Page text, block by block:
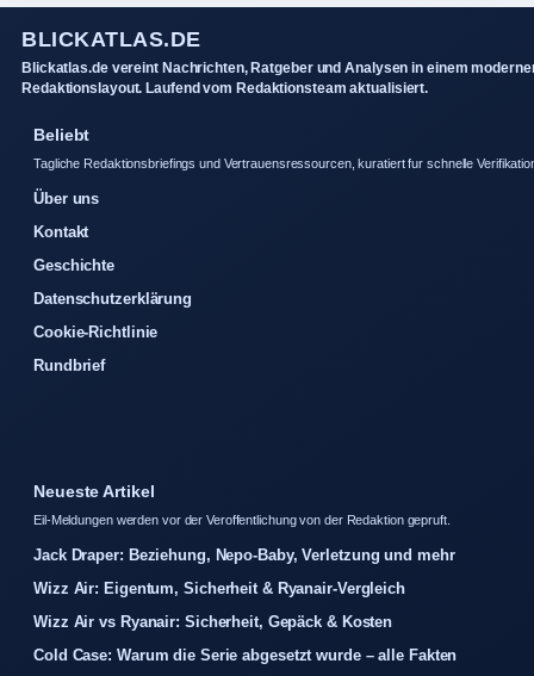
BLICKATLAS.DE
Blickatlas.de vereint Nachrichten, Ratgeber und Analysen in einem
Redaktionslayout. Laufend vom Redaktionsteam aktualisiert.
Beliebt
Tagliche Redaktionsbriefings und Vertrauensressourcen, kuratiert fur schnelle
Über uns
Kontakt
Geschichte
Datenschutzerklärung
Cookie-Richtlinie
Rundbrief
Neueste Artikel
Eil-Meldungen werden vor der Veroffentlichung von der Redaktion gepruft.
Jack Draper: Beziehung, Nepo-Baby, Verletzung und mehr
Wizz Air: Eigentum, Sicherheit & Ryanair-Vergleich
Wizz Air vs Ryanair: Sicherheit, Gepäck & Kosten
Cold Case: Warum die Serie abgesetzt wurde – alle Fakten